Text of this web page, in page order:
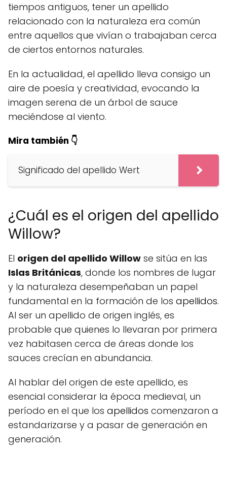
tiempos antiguos, tener un apellido
relacionado con la naturaleza era común
entre aquellos que vivían o trabajaban cerca
de ciertos entornos naturales.
En la actualidad, el apellido lleva consigo un
aire de poesía y creatividad, evocando la
imagen serena de un árbol de sauce
meciéndose al viento.
Mira también 👇
Significado del apellido Wert
¿Cuál es el origen del apellido
Willow?
El origen del apellido Willow se sitúa en las
Islas Británicas, donde los nombres de lugar
y la naturaleza desempeñaban un papel
fundamental en la formación de los apellidos.
Al ser un apellido de origen inglés, es
probable que quienes lo llevaran por primera
vez habitasen cerca de áreas donde los
sauces crecían en abundancia.
Al hablar del origen de este apellido, es
esencial considerar la época medieval, un
período en el que los apellidos comenzaron a
estandarizarse y a pasar de generación en
generación.